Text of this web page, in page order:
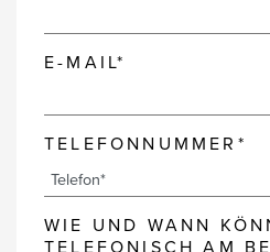
E-MAIL*
TELEFONNUMMER*
WIE UND WANN
TELEFONISCH AM